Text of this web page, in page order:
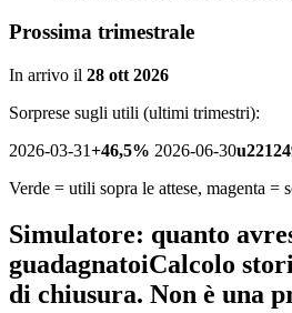
Prossima trimestrale
In arrivo il 28 ott 2026
Sorprese sugli utili (ultimi trimestri):
2026-03-31+46,5% 2026-06-30
Verde = utili sopra le attese, magenta =
Simulatore: quanto
guadagnatoiCalcolo
di chiusura. Non è una